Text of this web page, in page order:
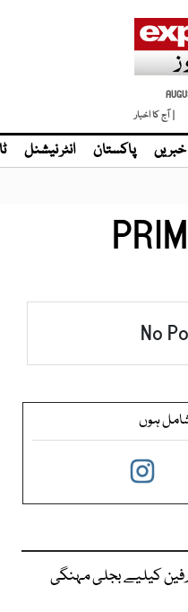
| آج کا اخبار
پاکستان انٹر نیشنل
No
ہوں
کیلیے بجلی مہنگی